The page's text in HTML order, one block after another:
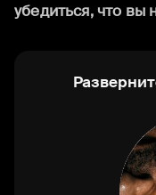
убедиться, что вы